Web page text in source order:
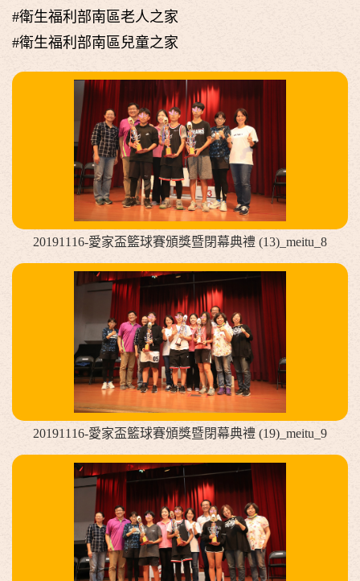
#衛生福利部南區老人之家
#衛生福利部南區兒童之家
20191116-愛家盃籃球賽頒獎暨閉幕典禮 (13)_meitu_8
20191116-愛家盃籃球賽頒獎暨閉幕典禮 (19)_meitu_9